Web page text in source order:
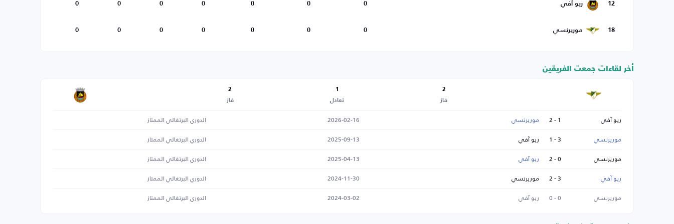
12 ريو آفي 0
0
0
0
0
0
0
18 موريرنسي 0
0
0
0
0
0
0
أخر لقاءات جمعت الفريقين
2
فاز
1
تعادل
2
فاز
ريو آفي 1 - 2 موريرنسي 2026-02-16
الدوري البرتغالي الممتاز
موريرنسي
3 - 1 ريو آفي 2025-09-13
الدوري البرتغالي الممتاز
موريرنسي
0 - 2 ريو آفي 2025-04-13
الدوري البرتغالي الممتاز
ريو آفي
3 - 2 موريرنسي 2024-11-30
الدوري البرتغالي الممتاز
موريرنسي
0 - 0 ريو آفي 2024-03-02 الدوري البرتغالي الممتاز